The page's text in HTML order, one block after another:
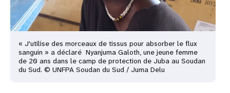
« J'utilise des morceaux de tissus pour absorber le flux
sanguin » a déclaré Nyanjuma Galoth, une jeune femme
de 20 ans dans le camp de protection de Juba au Soudan
du Sud. © UNFPA Soudan du Sud / Juma Delu